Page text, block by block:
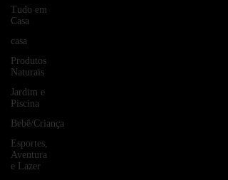
Tudo em
Casa
casa
Produtos
Naturais
Jardim e
Piscina
Bebê/Criança
Esportes,
Aventura
e Lazer